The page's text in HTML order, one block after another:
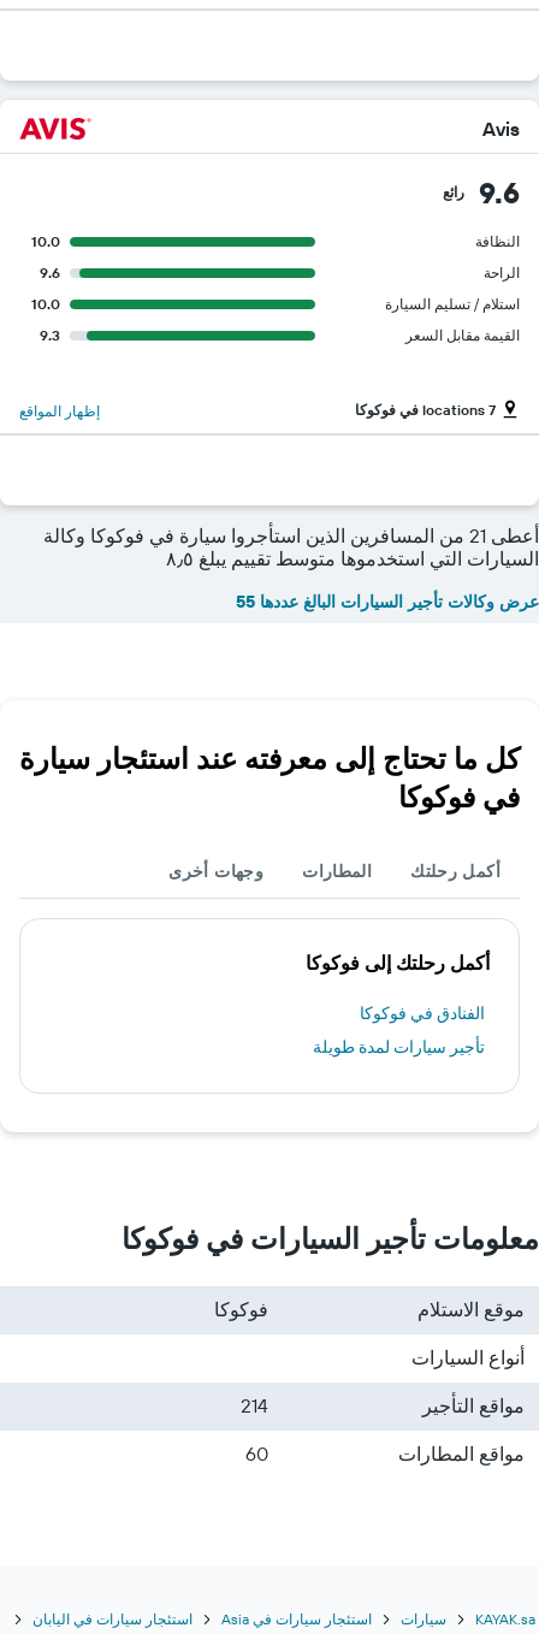
Avis
9.6 رائع
النظافة
10.0
الراحة
9.6
استلام / تسليم السيارة
10.0
القيمة مقابل السعر
9.3
7 locations في فوكوكا إظهار المواقع
أعطى 21 من المسافرين الذين استأجروا سيارة في فوكوكا وكالة
السيارات التي استخدموها متوسط تقييم يبلغ ٨٫٥
عرض وكالات تأجير السيارات البالغ عددها 55
كل ما تحتاج إلى معرفته عند استئجار سيارة
في فوكوكا
أكمل رحلتك المطارات وجهات أخرى
أكمل رحلتك إلى فوكوكا
الفنادق في فوكوكا
تأجير سيارات لمدة طويلة
معلومات تأجير السيارات في فوكوكا
موقع الاستلام
فوكوكا
أنواع السيارات
مواقع التأجير
214
مواقع المطارات
60
KAYAK.sa سيارات استئجار سيارات في Asia
استئجار سيارات في اليابان